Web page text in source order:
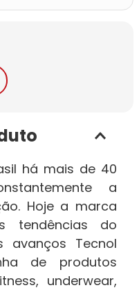
há mais de 40
a
Hoje a marca
tendências do
avanços Tecnol
de produtos
underwear,